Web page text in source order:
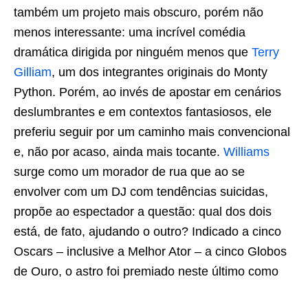
também um projeto mais obscuro, porém não
menos interessante: uma incrível comédia
dramática dirigida por ninguém menos que Terry
Gilliam, um dos integrantes originais do Monty
Python. Porém, ao invés de apostar em cenários
deslumbrantes e em contextos fantasiosos, ele
preferiu seguir por um caminho mais convencional
e, não por acaso, ainda mais tocante. Williams
surge como um morador de rua que ao se
envolver com um DJ com tendências suicidas,
propõe ao espectador a questão: qual dos dois
está, de fato, ajudando o outro? Indicado a cinco
Oscars – inclusive a Melhor Ator – a cinco Globos
de Ouro, o astro foi premiado neste último como